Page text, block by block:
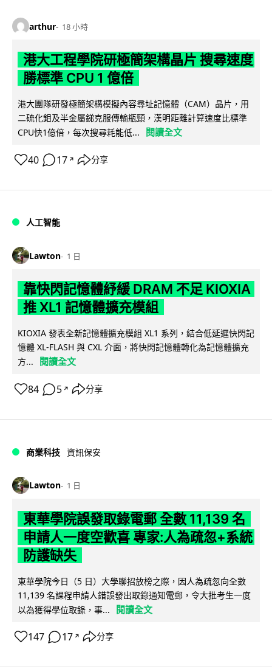
arthur 18 小時
港大工程學院研極簡架構晶片 搜尋速度
勝標準 CPU 1 億倍
港大團隊研發極簡架構模擬內容尋址記憶體（CAM）晶片，用
二硫化鉬及半金屬銻克服傳輸瓶頸，漢明距離計算速度比標準
CPU快1億倍，每次搜尋耗能低...
閱讀全文
40 17 ↗ 分享
人工智能
Lawton 1 日
靠快閃記憶體紓緩 DRAM 不足 KIOXIA
推 XL1 記憶體擴充模組
KIOXIA 發表全新記憶體擴充模組 XL1 系列，結合低延遲快閃記
憶體 XL-FLASH 與 CXL 介面，將快閃記憶體轉化為記憶體擴充
方...
閱讀全文
84 5 ↗ 分享
商業科技 資訊保安
Lawton 1 日
東華學院誤發取錄電郵 全數 11,139 名
申請人一度空歡喜 專家:人為疏忽+系統
防護缺失
東華學院今日（5 日）大學聯招放榜之際，因人為疏忽向全數
11,139 名課程申請人錯誤發出取錄通知電郵，令大批考生一度
以為獲得學位取錄，事...
閱讀全文
147 17 ↗ 分享